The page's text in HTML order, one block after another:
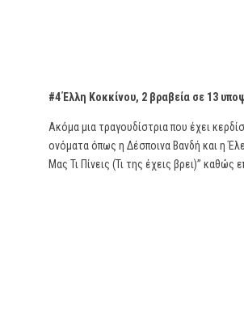
#4 Έλλη Κοκκίνου, 2 βραβεία σε 13
Ακόμα μια τραγουδίστρια που έχει
ονόματα όπως η Δέσποινα Βανδή και η
Μας Τι Πίνεις (Τι της έχεις βρει)” καθώς